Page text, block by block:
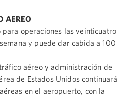
AEREO
operaciones las veinticuatro
y puede dar cabida a 100
aéreo y administración de
de Estados Unidos continuará
en el aeropuerto, con la